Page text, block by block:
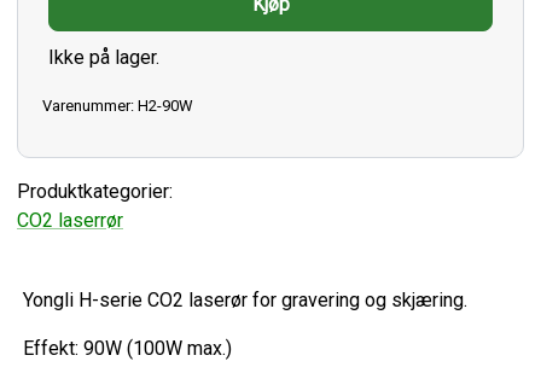
Ikke på lager.
Varenummer: H2-90W
Produktkategorier:
CO2 laserrør
Yongli H-serie CO2 laserør for gravering og skjæring.
Effekt: 90W (100W max.)